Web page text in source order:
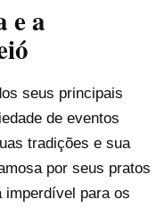
e a
seus principais
de eventos
tradições e sua
por seus pratos
imperdível para os